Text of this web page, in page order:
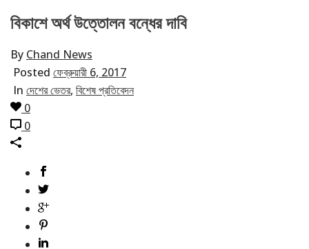
বিকাশে অর্থ উত্তোলন বন্ধের দাবি
By Chand News
Posted ফেব্রুয়ারী 6, 2017
In দেশের ভেতর, বিশেষ প্রতিবেদন
0
0